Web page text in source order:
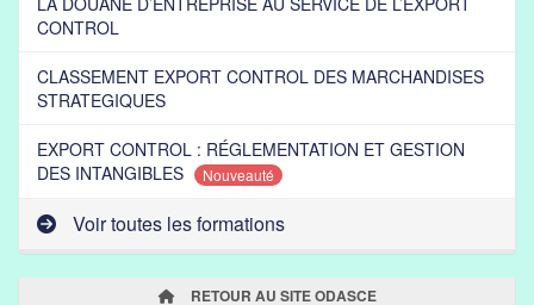
CONTROL
CLASSEMENT EXPORT CONTROL DES MARCHANDISES
STRATEGIQUES
EXPORT CONTROL : RÉGLEMENTATION ET GESTION
DES INTANGIBLES
Nouveauté
Voir toutes les formations
RETOUR AU SITE ODASCE